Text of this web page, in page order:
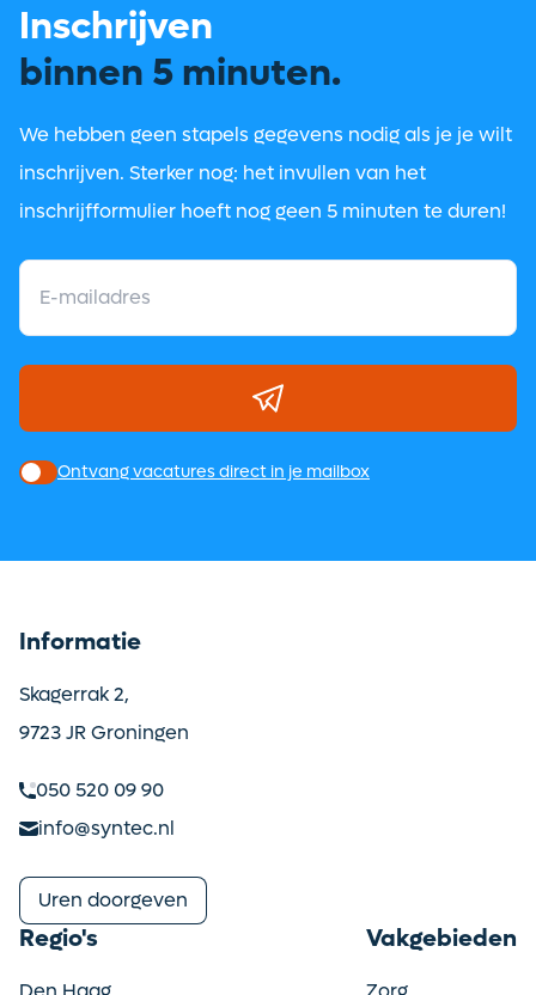
Inschrijven
binnen 5 minuten.
We hebben geen stapels gegevens nodig als je je wilt
inschrijven. Sterker nog: het invullen van het
inschrijfformulier hoeft nog geen 5 minuten te duren!
Ontvang vacatures direct in je mailbox
Informatie
Skagerrak 2,
9723 JR Groningen
050 520 09 90
info@syntec.nl
Uren doorgeven
Regio's Vakgebieden